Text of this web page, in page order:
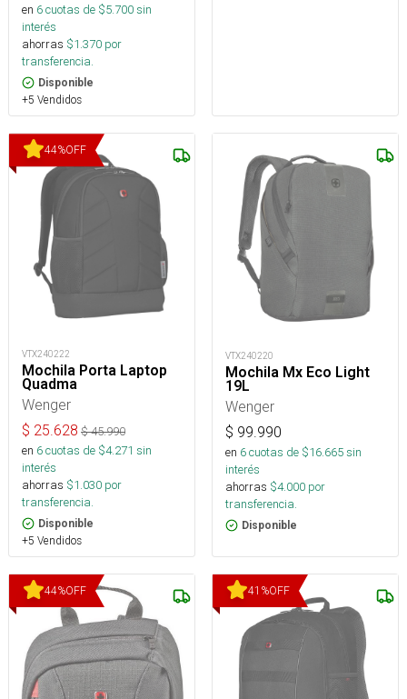
en 6cuotas de $5.700sin
interés
ahorras $1.370 por
transferencia.
Disponible
+5 Vendidos
44%OFF
VTX240222
Mochila Porta Laptop
Quadma
Wenger
$ 25.628 $45.990
en 6cuotas de $4.271 sin
interés
ahorras $1.030 por
transferencia.
Disponible
+5 Vendidos
VTX240220
Mochila Mx Eco Light
19L
Wenger
$ 99.990
en 6cuotas de $16.665sin
interés
ahorras $4.000 por
transferencia.
Disponible
44%OFF 41 %OFF